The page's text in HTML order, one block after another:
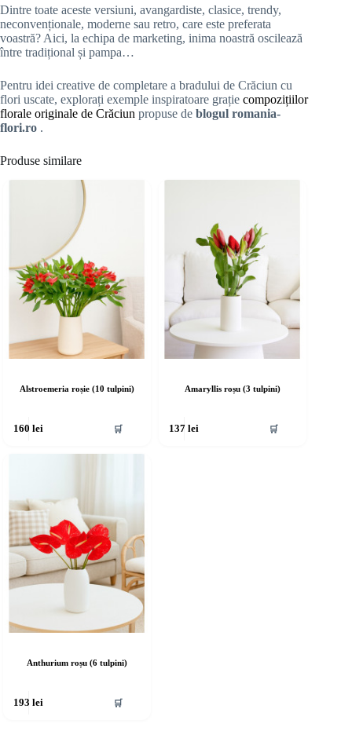
Dintre toate aceste versiuni, avangardiste, clasice, trendy,
neconvenționale, moderne sau retro, care este preferata
voastră? Aici, la echipa de marketing, inima noastră oscilează
între tradițional și pampa…
Pentru idei creative de completare a bradului de Crăciun cu
flori uscate, explorați exemple inspiratoare grație compozițiilor
florale originale de Crăciun propuse de blogul romania-
flori.ro .
Produse similare
Alstroemeria roșie (10 tulpini)
160lei 🛒
Amaryllis roșu (3 tulpini)
137lei 🛒
Anthurium roșu (6 tulpini)
193lei 🛒